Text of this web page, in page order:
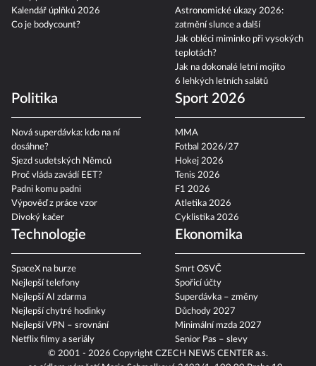
Kvízy pro seniory
Kalendář úplňků 2026
z minulého života
Astronomické úkazy 2026:
zatmění slunce a další
Jak obléci miminko při vysokých
teplotách?
Jak na dokonalé letní mojito
6 lehkých letních salátů
Nová superdávka: kdo na ní
dosáhne?
Sjezd sudetských Němců
Proč vláda zavádí EET?
Padni komu padni
Výpověď z práce vzor
Divoký kačer
Sport 2026
MMA
Fotbal 2026/27
Hokej 2026
Tenis 2026
F1 2026
Atletika 2026
Cyklistika 2026
Technologie
SpaceX na burze
Nejlepší telefony
Nejlepší AI zdarma
Nejlepší chytré hodinky
Nejlepší VPN – srovnání
Netflix filmy a seriály
Smrt OSVČ
Spořicí účty
Superdávka – změny
Důchody 2027
Minimální mzda 2027
Senior Pas – slevy